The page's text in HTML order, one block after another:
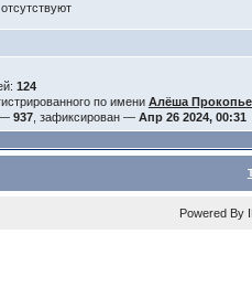
124
по имени Алёша
— 937, зафиксирован — Апр 26 2024, 00:31
Powered By